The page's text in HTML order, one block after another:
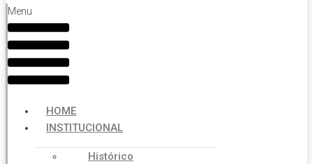
Menu
HOME
INSTITUCIONAL
Histórico